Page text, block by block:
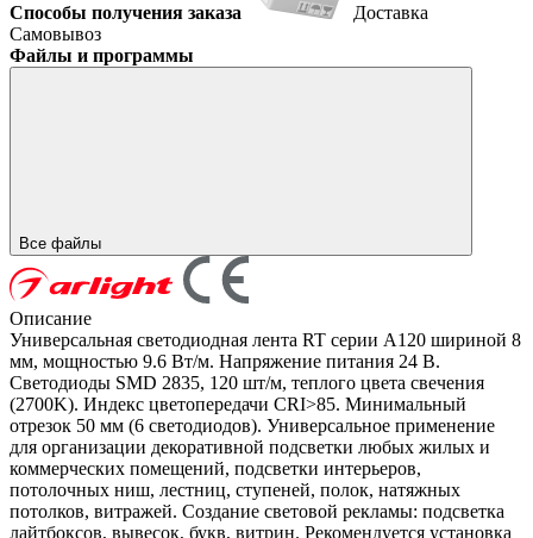
Способы получения заказа
Доставка
Самовывоз
Файлы и программы
Все файлы
Описание
Универсальная светодиодная лента RT серии A120 шириной 8
мм, мощностью 9.6 Вт/м. Напряжение питания 24 В.
Светодиоды SMD 2835, 120 шт/м, теплого цвета свечения
(2700K). Индекс цветопередачи CRI>85. Минимальный
отрезок 50 мм (6 светодиодов). Универсальное применение
для организации декоративной подсветки любых жилых и
коммерческих помещений, подсветки интерьеров,
потолочных ниш, лестниц, ступеней, полок, натяжных
потолков, витражей. Создание световой рекламы: подсветка
лайтбоксов, вывесок, букв, витрин. Рекомендуется установка